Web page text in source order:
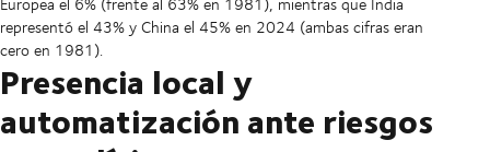
representó el 43% y China el 45% en 2024 (ambas cifras eran
cero en 1981).
Presencia local y
automatización ante riesgos